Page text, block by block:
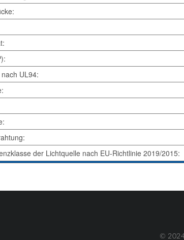
UL94:
der Lichtquelle nach EU-Richtlinie 2019/2015:
©